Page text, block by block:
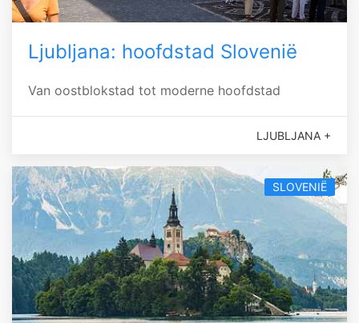
Ljubljana: hoofdstad Slovenië
Van oostblokstad tot moderne hoofdstad
LJUBLJANA +
SLOVENIË